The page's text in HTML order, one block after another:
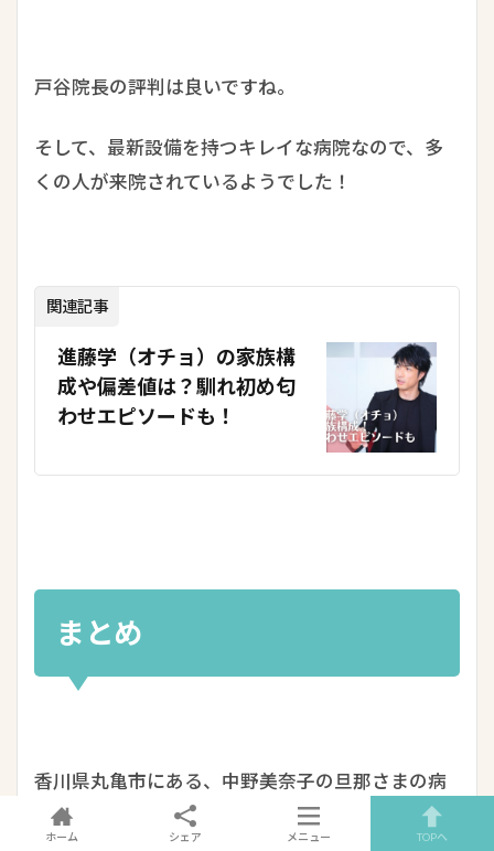
戸谷院長の評判は良いですね。
そして、最新設備を持つキレイな病院なので、多
くの人が来院されているようでした！
関連記事
進藤学（オチョ）の家族構
成や偏差値は？馴れ初め匂
わせエピソードも！
まとめ
香川県丸亀市にある、中野美奈子の旦那さまの病
院（丸亀とだにクリニック）と、
ホーム シェア メニュー TOPへ